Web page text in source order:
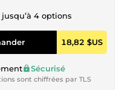
4 options
18,82 $US
Sécurisé
sont chiffrées par TLS